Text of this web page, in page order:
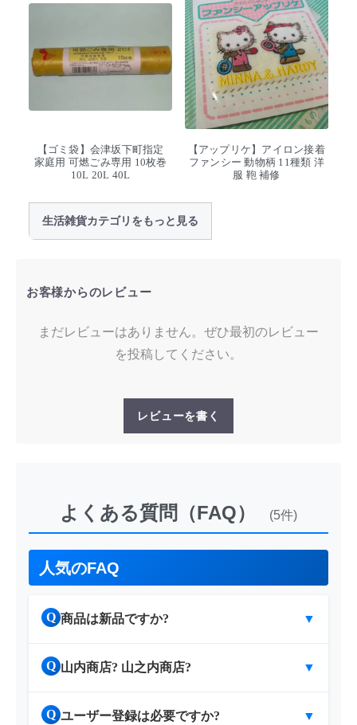
【ゴミ袋】会津坂下町指定
家庭用 可燃ごみ専用 10枚巻
10L 20L 40L
【アップリケ】アイロン接着
ファンシー 動物柄 11種類 洋
服 鞄 補修
生活雑貨カテゴリをもっと見る
お客様からのレビュー
まだレビューはありません。ぜひ最初のレビュー
を投稿してください。
レビューを書く
よくある質問（FAQ） (5件)
人気のFAQ
Q 商品は新品ですか? ▼
Q 山内商店? 山之内商店? ▼
Q ユーザー登録は必要ですか? ▼